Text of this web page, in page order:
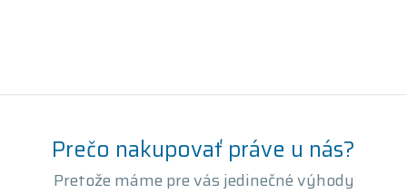
Prečo nakupovať práve u nás?
Pretože máme pre vás jedinečné výhody